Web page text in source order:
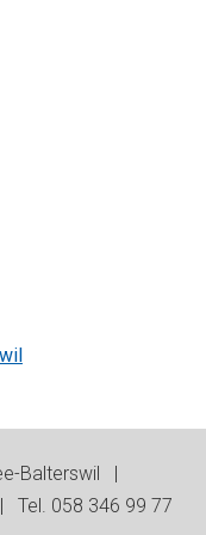
Balterswil |
058 346 99 77